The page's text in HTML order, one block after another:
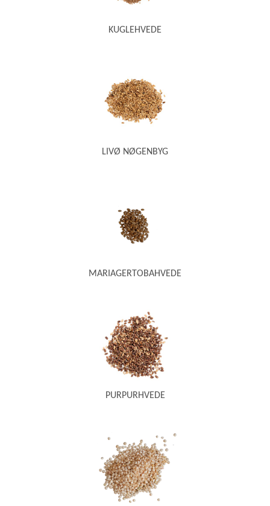
KUGLEHVEDE
LIVØ NØGENBYG
MARIAGERTOBAHVEDE
PURPURHVEDE